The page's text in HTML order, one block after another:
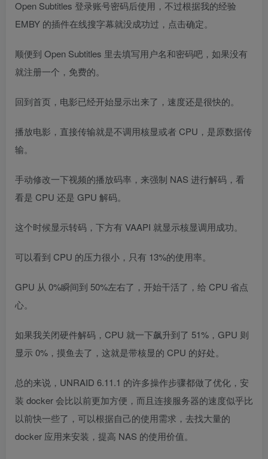
Open Subtitles 登录账号密码后使用，不过根据我的经验
EMBY 的插件在线搜字幕就没成功过，点击确定。
顺便到 Open Subtitles 里去填写用户名和密码吧，如果没有
就注册一个，免费的。
回到首页，电影已经开始显示出来了，速度还是很快的。
播放电影，直接传输就是不调用核显或者 CPU，是原数据传
输。
手动修改一下视频的播放码率，来强制 NAS 进行解码，看
看是 CPU 还是 GPU 解码。
这个时候显示转码，下方有 VAAPI 就显示核显调用成功。
可以看到 CPU 的压力很小，只有 13%的使用率。
GPU 从 0%瞬间到 50%左右了，开始干活了，给 CPU 省点
心。
如果我关闭硬件解码，CPU 就一下飙升到了 51%，GPU 则
显示 0%，摸鱼去了，这就是带核显的 CPU 的好处。
总的来说，UNRAID 6.11.1 的许多操作步骤都做了优化，安
装 docker 会比以前更加方便，而且连接服务器的速度似乎比
以前快一些了，可以根据自己的使用需求，去找大量的
docker 应用来安装，提高 NAS 的使用价值。